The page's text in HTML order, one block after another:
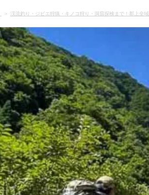
渓流釣り・ジビエ狩猟・キノコ狩り・洞窟探検まで！郡上全